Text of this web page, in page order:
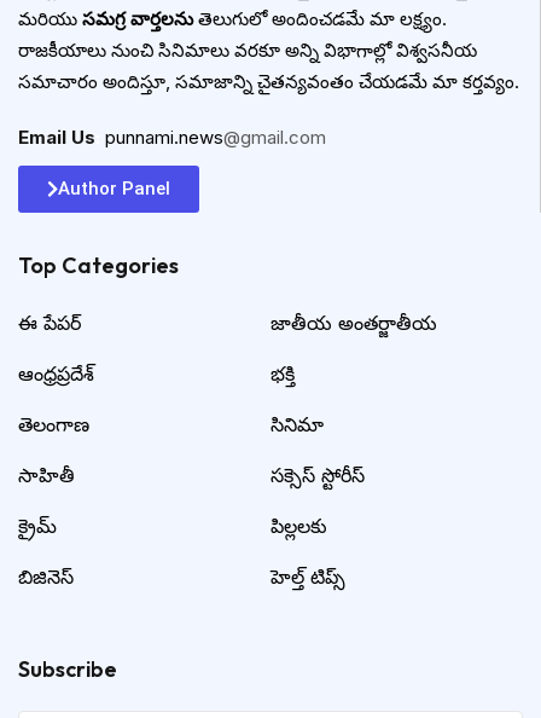
మరియు సమగ్ర వార్తలనుతెలుగులో అందించడమే మా లక్ష్యం.
రాజకీయాలు నుంచి సినిమాలు వరకూ అన్ని విభాగాల్లో విశ్వసనీయ
సమాచారం అందిస్తూ, సమాజాన్ని చైతన్యవంతం చేయడమే మా కర్తవ్యం.
Email Us punnami.news@gmail.com
Author Panel
Top Categories​
ఈ పేపర్
ఆంధ్రప్రదేశ్
తెలంగాణ
సాహితీ
క్రైమ్
బిజినెస్
జాతీయ అంతర్జాతీయ
భక్తి
సినిమా
సక్సెస్ స్టోరీస్
పిల్లలకు
హెల్త్ టిప్స్
Subscribe